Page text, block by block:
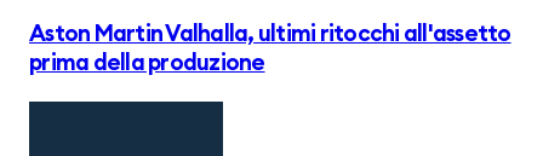
Aston Martin Valhalla, ultimi ritocchi all'assetto
prima della produzione